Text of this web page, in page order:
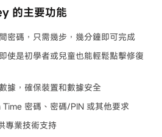
的主要功能
密碼，只需幾步，幾分鐘即可完成
使是初學者或兒童也能輕鬆點擊修復
據，確保裝置和數據安全
密碼、密碼/PIN 或其他要求
專業技術支持